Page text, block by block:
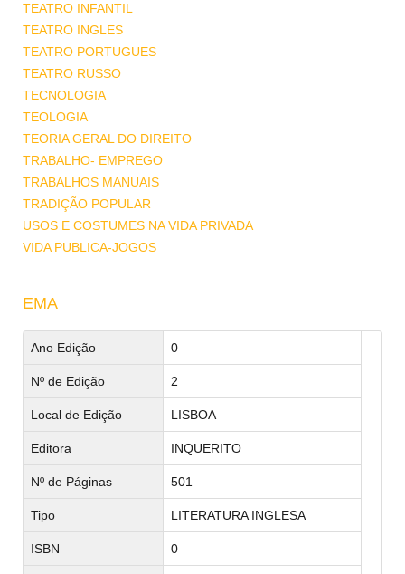
TEATRO INFANTIL
TEATRO INGLES
TEATRO PORTUGUES
TEATRO RUSSO
TECNOLOGIA
TEOLOGIA
TEORIA GERAL DO DIREITO
TRABALHO- EMPREGO
TRABALHOS MANUAIS
TRADIÇÃO POPULAR
USOS E COSTUMES NA VIDA PRIVADA
VIDA PUBLICA-JOGOS
EMA
Ano Edição 0
Nº de Edição 2
Local de Edição LISBOA
Editora INQUERITO
Nº de Páginas 501
Tipo LITERATURA INGLESA
ISBN 0